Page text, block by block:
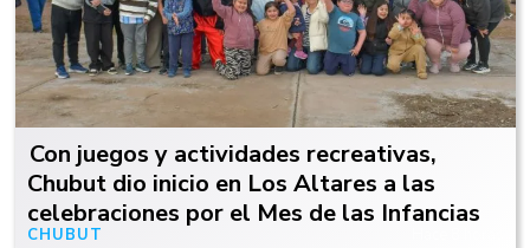
Con juegos y actividades recreativas,
Chubut dio inicio en Los Altares a las
celebraciones por el Mes de las Infancias
CHUBUT